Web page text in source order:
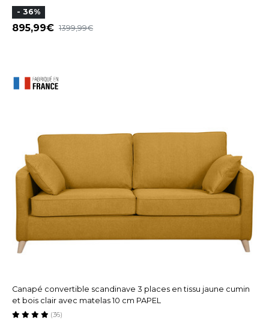
- 36%
895,99 1399,99
Canapé convertible scandinave 3 places en tissu jaune cumin
et bois clair avec matelas 10 cm PAPEL
(36)